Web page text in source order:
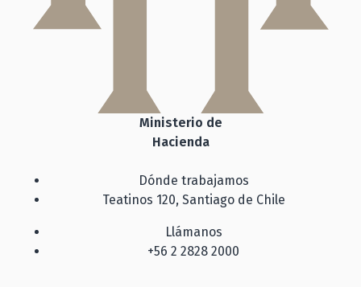
Ministerio de
Hacienda
Dónde trabajamos
Teatinos 120, Santiago de Chile
Llámanos
+56 2 2828 2000